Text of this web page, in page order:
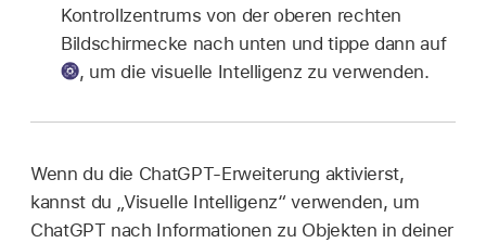
Kontrollzentrums von der oberen rechten
Bildschirmecke nach unten und tippe dann auf
, um die visuelle Intelligenz zu verwenden.
Wenn du die ChatGPT-Erweiterung aktivierst,
kannst du „Visuelle Intelligenz“ verwenden, um
ChatGPT nach Informationen zu Objekten in deiner